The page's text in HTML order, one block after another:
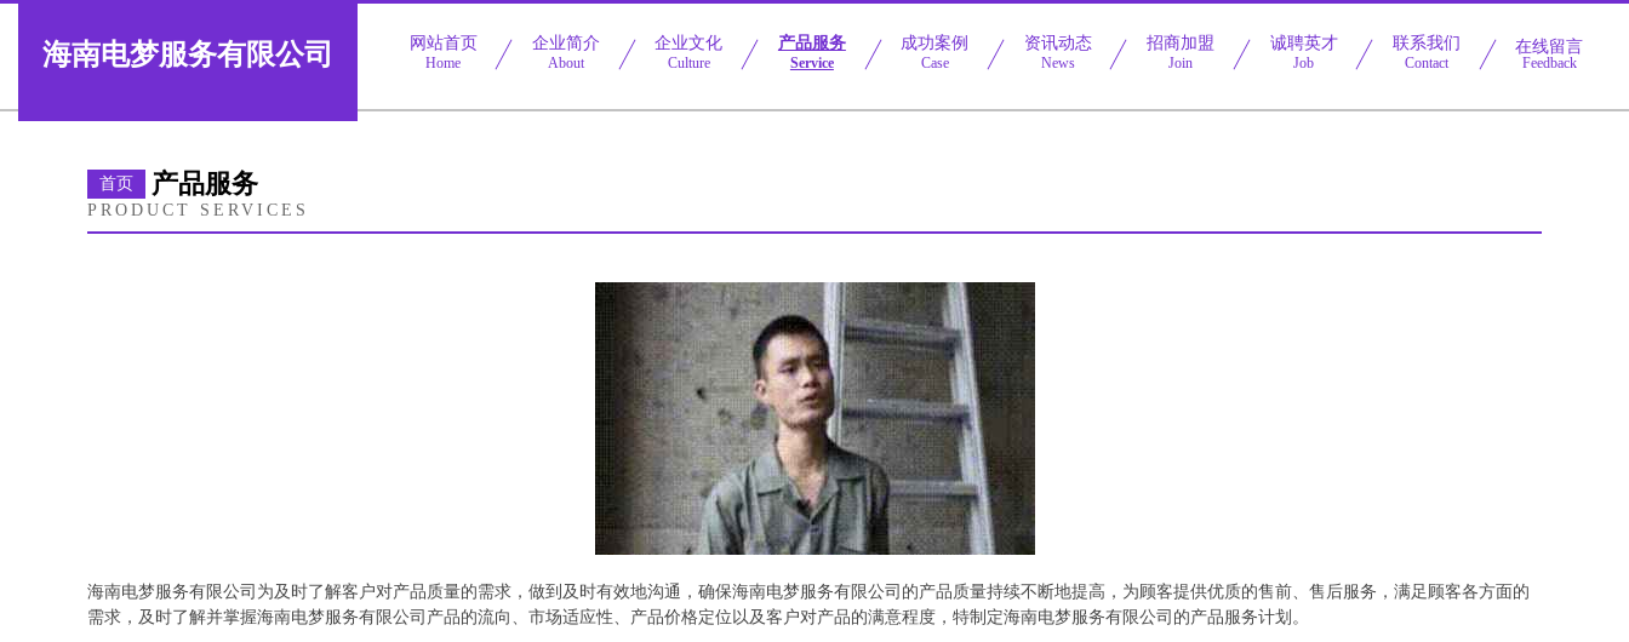
海南电梦服务有限公司 网站首页
Home
企业简介
About
企业文化
Culture
产品服务
Service
成功案例
Case
资讯动态
News
招商加盟
Join
诚聘英才
Job
联系我们
Contact
在线留言
Feedback
首页 产品服务
PRODUCT SERVICES
海南电梦服务有限公司为及时了解客户对产品质量的需求，做到及时有效地沟通，确保海南电梦服务有限公司的产品质量持续不断地提高，为顾客提供优质的售前、售后服务，满足顾客各方面的
需求，及时了解并掌握海南电梦服务有限公司产品的流向、市场适应性、产品价格定位以及客户对产品的满意程度，特制定海南电梦服务有限公司的产品服务计划。